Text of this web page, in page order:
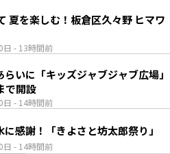
日 - 13時間前
夏を楽しむ！板倉区久々野 ヒマワ
日 - 14時間前
らいに「キッズジャブジャブ広場」
で開設
日 - 14時間前
感謝！「きよさと坊太郎祭り」